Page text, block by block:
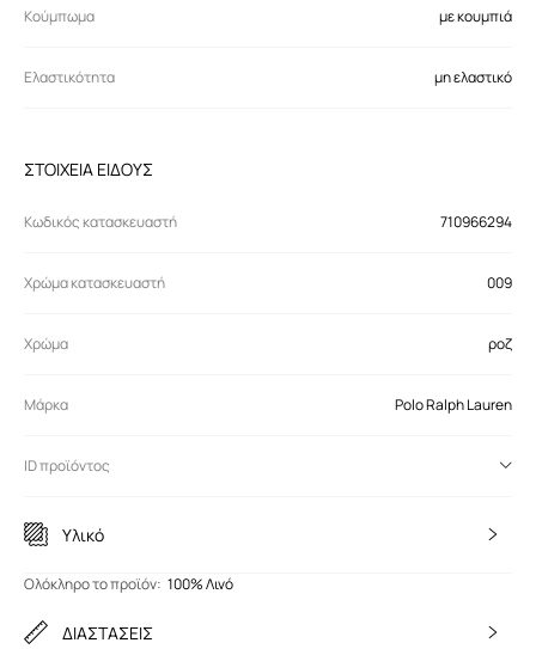
Κούμπωμα με κουμπιά
Ελαστικότητα μη ελαστικό
ΣΤΟΙΧΕΙΑ ΕΙΔΟΥΣ
Κωδικός κατασκευαστή 710966294
Χρώμα κατασκευαστή 009
Χρώμα ροζ
Μάρκα Polo Ralph Lauren
ID προϊόντος
Υλικό
Ολόκληρο το προϊόν: 100% Λινό
ΔΙΑΣΤΑΣΕΙΣ